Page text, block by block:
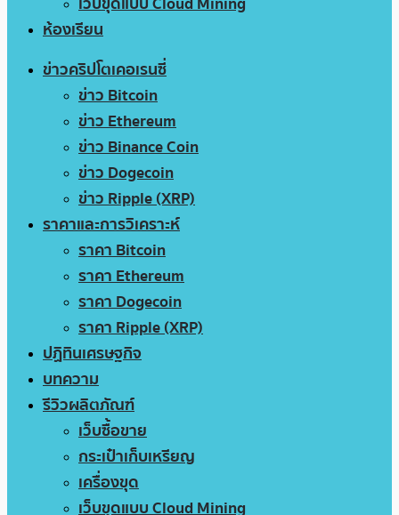
ห้องเรียน
ข่าวคริปโตเคอเรนซี่
ข่าว Bitcoin
ข่าว Ethereum
ข่าว Binance Coin
ข่าว Dogecoin
ข่าว Ripple (XRP)
ราคาและการวิเคราะห์
ราคา Bitcoin
ราคา Ethereum
ราคา Dogecoin
ราคา Ripple (XRP)
ปฏิทินเศรษฐกิจ
บทความ
รีวิวผลิตภัณฑ์
เว็บซื้อขาย
กระเป๋าเก็บเหรียญ
เครื่องขุด
เว็บขุดแบบ Cloud Mining